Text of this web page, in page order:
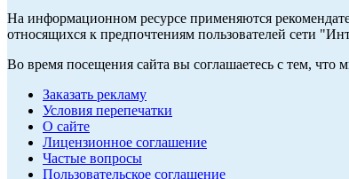
На информационном ресурсе применяются
относящихся к предпочтениям пользователей сети
Во время посещения сайта вы соглашаетесь с тем,
Заказать рекламу
Условия перепечатки
О сайте
Лицензионное соглашение
Частые вопросы
Пользовательское соглашение